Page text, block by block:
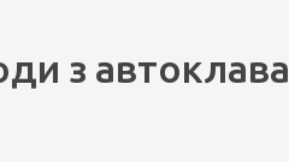
з автоклава